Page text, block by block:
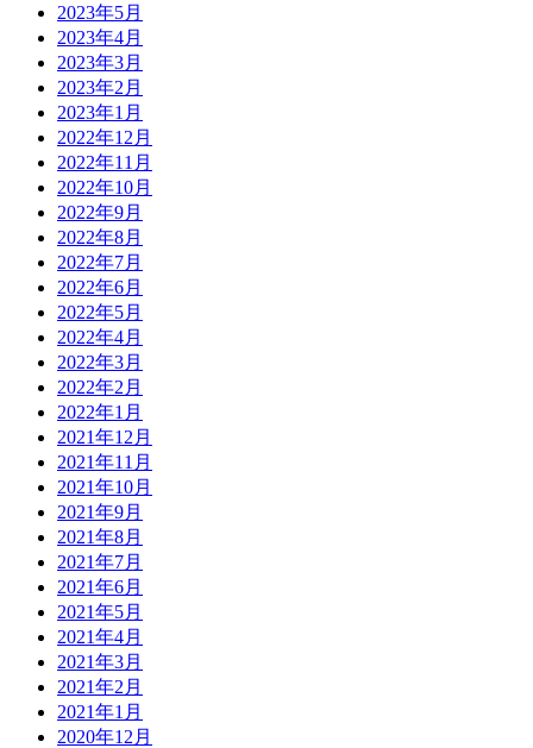
2023年5月
2023年4月
2023年3月
2023年2月
2023年1月
2022年12月
2022年11月
2022年10月
2022年9月
2022年8月
2022年7月
2022年6月
2022年5月
2022年4月
2022年3月
2022年2月
2022年1月
2021年12月
2021年11月
2021年10月
2021年9月
2021年8月
2021年7月
2021年6月
2021年5月
2021年4月
2021年3月
2021年2月
2021年1月
2020年12月